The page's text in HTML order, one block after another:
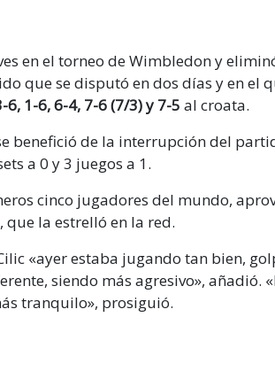
en el torneo de Wimbledon y
que se disputó en dos días y en el
6, 1-6, 6-4, 7-6 (7/3) y 7-5 al croata.
benefició de la interrupción del
a 0 y 3 juegos a 1.
cinco jugadores del mundo,
la estrelló en la red.
«ayer estaba jugando tan bien,
siendo más agresivo», añadió.
tranquilo», prosiguió.